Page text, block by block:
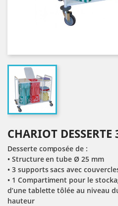
CHARIOT DESSERTE
Desserte composée de :
• Structure en tube Ø 25 mm
• 3 supports sacs avec
• 1 Compartiment pour le
d’une tablette tôlée au niveau
hauteur